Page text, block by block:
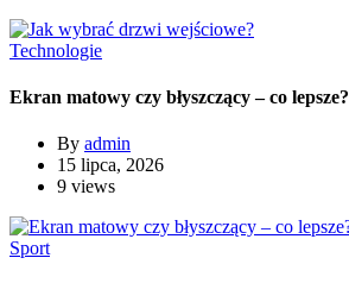
Technologie
Ekran matowy czy błyszczący – co lepsze?
By admin
15 lipca, 2026
9 views
Sport